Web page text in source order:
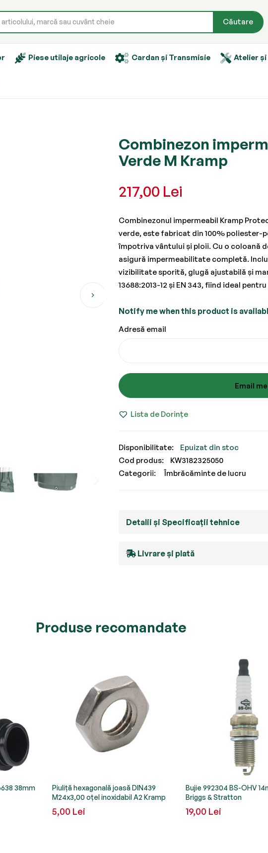
Căutare
Piese utilaje agricole Cardan și Transmisie Atelier și
Combinezon
Verde M Kramp
217,00 Lei
Combinezonul impermeabil Kramp
verde, este fabricat din 100% poliester-
împotriva vântului și ploii. Cu o coloană
asigură impermeabilitate completă.
vizibilitate sporită, glugă ajustabilă și
13688:2013-12 și EN 343, fiind ideal
Notify me when this product is
Adresă email
Email
Lista de Dorințe
Epuizat din stoc
Cod produs
KW3182325050
Categorii:
Îmbrăcăminte de lucru
Detalii și Specificații tehnice
Livrare și plată
Produse recomandate
38mm
Piuliță hexagonală joasă DIN439
M24x3,00 oțel inoxidabil A2 Kramp
5,00 Lei
Bujie 992304 BS-OHV
Briggs & Stratton
19,00 Lei